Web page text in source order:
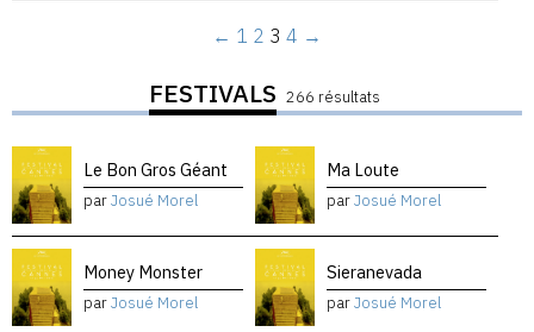
← 1 2 3 4 →
FESTIVALS 266 résultats
Le Bon Gros Géant
parJosué Morel
Ma Loute
parJosué Morel
Money Monster
parJosué Morel
Sieranevada
parJosué Morel